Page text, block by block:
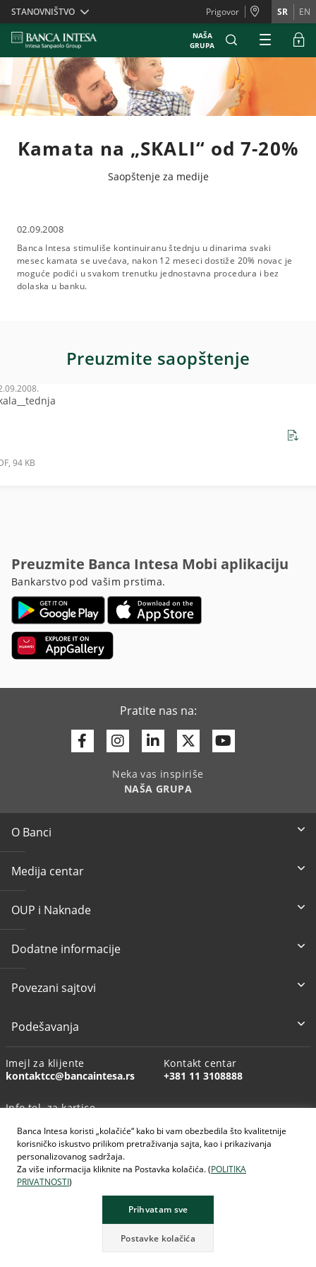
Banca Intesa koristi „kolačiće“ kako bi vam obezbedila što kvalitetnije
korisničko iskustvo prilikom pretraživanja sajta, kao i prikazivanja
personalizovanog sadržaja.
Za više informacija kliknite na Postavka kolačića. (POLITIKA
PRIVATNOSTI)
Prihvatam sve
Postavke kolačića
Skiplinks
STANOVNIŠTVO Prigovor SR EN
NAŠA
GRUPA
Kamata na „SKALI“ od 7-20%
Saopštenje za medije
02.09.2008
Banca Intesa stimuliše kontinuiranu štednju u dinarima svaki
mesec kamata se uvećava, nakon 12 meseci dostiže 20% novac je
moguće podići u svakom trenutku jednostavna procedura i bez
dolaska u banku.
Preuzmite saopštenje
94 KB
Preuzmite Banca Intesa Mobi aplikaciju
Bankarstvo pod vašim prstima.
Pratite nas na:
FacebookInstagram
LinkedinTwitter
Neka vas inspiriše
NAŠA GRUPA
O Banci
Medija centar
OUP i Naknade
Dodatne informacije
Povezani sajtovi
Podešavanja
Imejl za klijente
kontaktcc@bancaintesa.rs
Kontakt centar
+381 11 3108888
Info tel. za kartice